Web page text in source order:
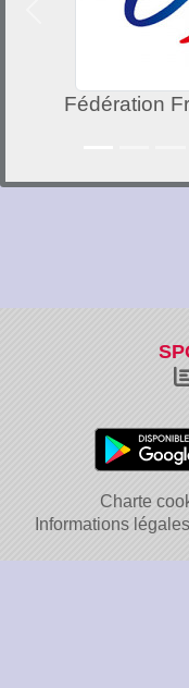
Fédération
Charte
Informations légales